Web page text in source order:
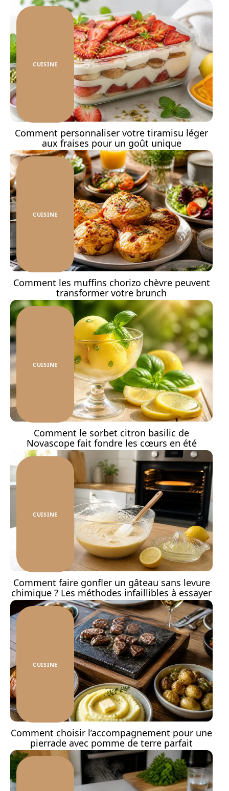
CUISINE
Comment personnaliser votre tiramisu léger
aux fraises pour un goût unique
CUISINE
Comment les muffins chorizo chèvre peuvent
transformer votre brunch
CUISINE
Comment le sorbet citron basilic de
Novascope fait fondre les cœurs en été
CUISINE
Comment faire gonfler un gâteau sans levure
chimique ? Les méthodes infaillibles à essayer
CUISINE
Comment choisir l’accompagnement pour une
pierrade avec pomme de terre parfait